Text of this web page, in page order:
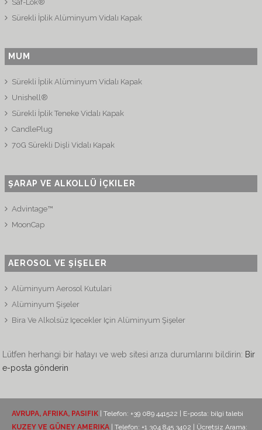
Saf-Lok®
Sürekli İplik Alüminyum Vidalı Kapak
MUM
Sürekli İplik Alüminyum Vidalı Kapak
Unishell®
Sürekli İplik Teneke Vidalı Kapak
CandlePlug
70G Sürekli Dişli Vidalı Kapak
ŞARAP VE ALKOLLÜ İÇKILER
Advintage™
MoonCap
AEROSOL VE ŞİŞELER
Alüminyum Aerosol Kutulari
Alüminyum Şişeler
Bira Ve Alkolsüz Içecekler Için Alüminyum Şişeler
Lütfen herhangi bir hatayı ve web sitesi arıza durumlarını bildirin: Bir
e-posta gönderin
AVRUPA, AFRIKA, PASIFIK | Telefon: +39 089 441522 | E-posta: bilgi talebi
KUZEY VE GÜNEY AMERIKA | Telefon: +1 304 845 3402 | Ücretsiz Arama: